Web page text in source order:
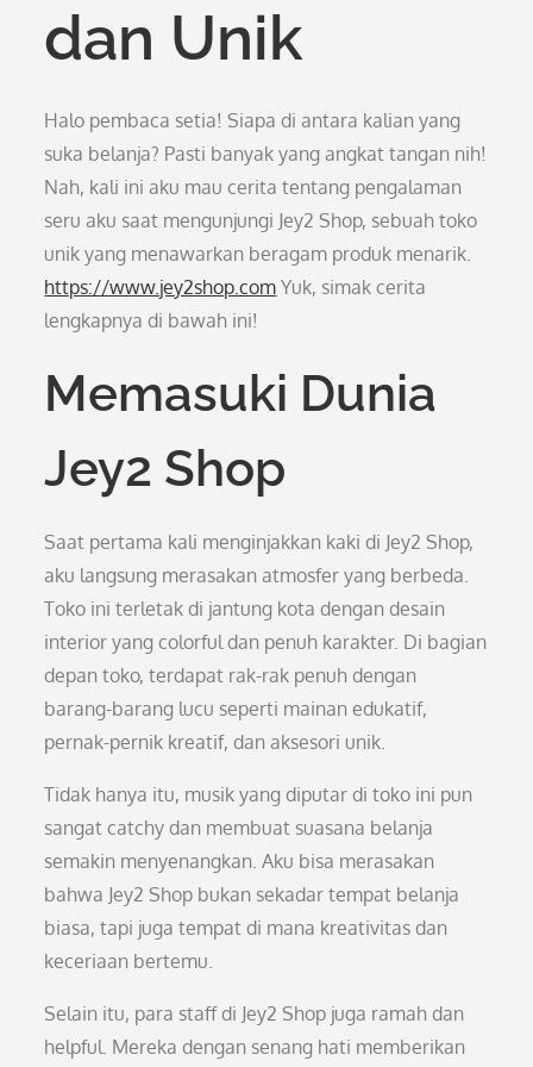
dan Unik
Halo pembaca setia! Siapa di antara kalian yang
suka belanja? Pasti banyak yang angkat tangan nih!
Nah, kali ini aku mau cerita tentang pengalaman
seru aku saat mengunjungi Jey2 Shop, sebuah toko
unik yang menawarkan beragam produk menarik.
https://www.jey2shop.com Yuk, simak cerita
lengkapnya di bawah ini!
Memasuki Dunia
Jey2 Shop
Saat pertama kali menginjakkan kaki di Jey2 Shop,
aku langsung merasakan atmosfer yang berbeda.
Toko ini terletak di jantung kota dengan desain
interior yang colorful dan penuh karakter. Di bagian
depan toko, terdapat rak-rak penuh dengan
barang-barang lucu seperti mainan edukatif,
pernak-pernik kreatif, dan aksesori unik.
Tidak hanya itu, musik yang diputar di toko ini pun
sangat catchy dan membuat suasana belanja
semakin menyenangkan. Aku bisa merasakan
bahwa Jey2 Shop bukan sekadar tempat belanja
biasa, tapi juga tempat di mana kreativitas dan
keceriaan bertemu.
Selain itu, para staff di Jey2 Shop juga ramah dan
helpful. Mereka dengan senang hati memberikan